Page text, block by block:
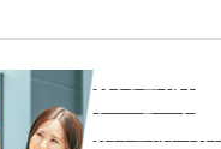
お友達紹介